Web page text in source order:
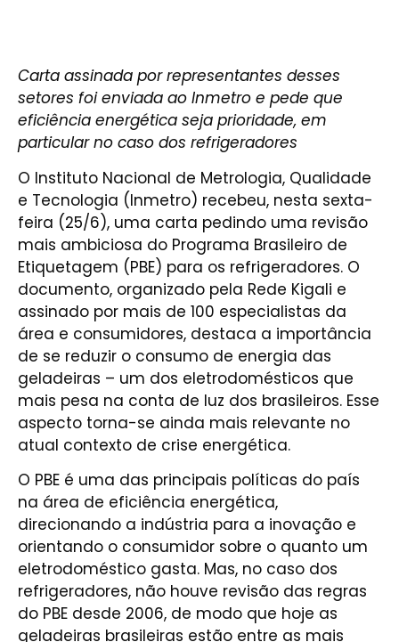
Carta assinada por representantes desses
setores foi enviada ao Inmetro e pede que
eficiência energética seja prioridade, em
particular no caso dos refrigeradores
O Instituto Nacional de Metrologia, Qualidade
e Tecnologia (Inmetro) recebeu, nesta sexta-
feira (25/6), uma carta pedindo uma revisão
mais ambiciosa do Programa Brasileiro de
Etiquetagem (PBE) para os refrigeradores. O
documento, organizado pela Rede Kigali e
assinado por mais de 100 especialistas da
área e consumidores, destaca a importância
de se reduzir o consumo de energia das
geladeiras – um dos eletrodomésticos que
mais pesa na conta de luz dos brasileiros. Esse
aspecto torna-se ainda mais relevante no
atual contexto de crise energética.
O PBE é uma das principais políticas do país
na área de eficiência energética,
direcionando a indústria para a inovação e
orientando o consumidor sobre o quanto um
eletrodoméstico gasta. Mas, no caso dos
refrigeradores, não houve revisão das regras
do PBE desde 2006, de modo que hoje as
geladeiras brasileiras estão entre as mais